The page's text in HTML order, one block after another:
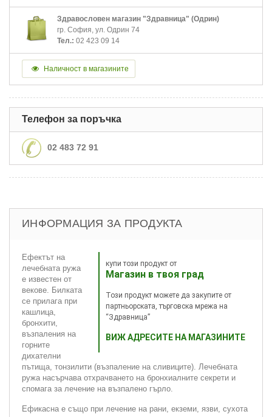
Здравословен магазин "Здравница" (Одрин)
гр. София, ул. Одрин 74
Тел.: 02 423 09 14
Наличност в магазините
Телефон за поръчка
02 483 72 91
ИНФОРМАЦИЯ ЗА ПРОДУКТА
купи този продукт от
Магазин в твоя град
Този продукт можете да закупите от
партньорската, търговска мрежа на
“Здравница”
ВИЖ АДРЕСИТЕ НА МАГАЗИНИТЕ
Ефектът на
лечебната ружа
е известен от
векове. Билката
се прилага при
кашлица,
бронхити,
възпаления на
горните
дихателни
пътища, тонзилити (възпаление на сливиците). Лечебната
ружа насърчава отхрачването на бронхиалните секрети и
спомага за лечение на възпалено гърло.
Ефикасна е също при лечение на рани, екземи, язви, сухота